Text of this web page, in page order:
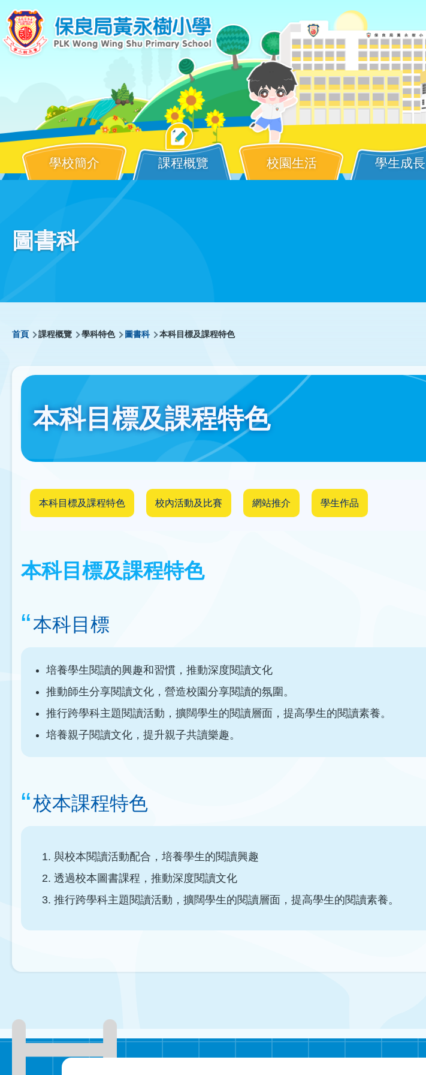
移至主內容
navigation
學校簡介 課程概覽 校園生活 學生成長
圖書科
導
航
結
首頁 課程概覽 學科特色 圖書科 本科目標及課程特色
本科目標及課程特色
本科目標及課程特色 校內活動及比賽 網站推介 學生作品
本科目標及課程特色
本科目標
培養學生閱讀的興趣和習慣，推動深度閱讀文化
推動師生分享閱讀文化，營造校園分享閱讀的氛圍。
推行跨學科主題閱讀活動，擴闊學生的閱讀層面，提高學生的閱讀素養。
培養親子閱讀文化，提升親子共讀樂趣。
校本課程特色
與校本閱讀活動配合，培養學生的閱讀興趣
透過校本圖書課程，推動深度閱讀文化
推行跨學科主題閱讀活動，擴闊學生的閱讀層面，提高學生的閱讀素養。